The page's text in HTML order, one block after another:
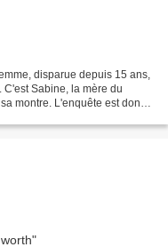
disparue depuis 15 ans,
Sabine, la mère du
montre. L'enquête est donc